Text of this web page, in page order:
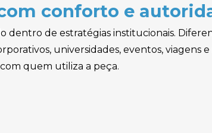
conforto e
dentro de estratégias institucionais.
universidades, eventos, viagens
quem utiliza a peça.